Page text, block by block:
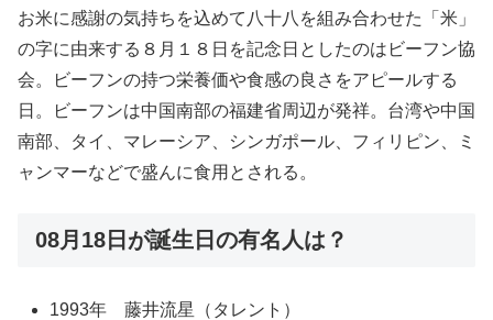
お米に感謝の気持ちを込めて八十八を組み合わせた「米」
の字に由来する８月１８日を記念日としたのはビーフン協
会。ビーフンの持つ栄養価や食感の良さをアピールする
日。ビーフンは中国南部の福建省周辺が発祥。台湾や中国
南部、タイ、マレーシア、シンガポール、フィリピン、ミ
ャンマーなどで盛んに食用とされる。
08月18日が誕生日の有名人は？
1993年 藤井流星（タレント）